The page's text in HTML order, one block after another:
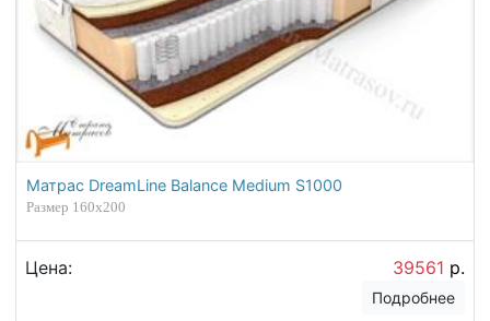
Матрас DreamLine Balance Medium S1000
Размер 160х200
Цена: 39561 р.
Подробнее